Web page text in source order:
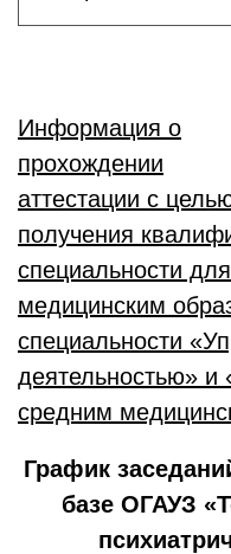
Информация о
прохождении
аттестации с
получения
специальности
медицинским
специальности
деятельностью» и
средним
График
базе ОГАУЗ